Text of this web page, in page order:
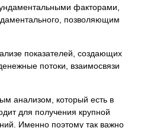
факторами,
позволяющим
показателей, создающих
потоки, взаимосвязи
анализом, который есть в
для получения крупной
Именно поэтому так важно